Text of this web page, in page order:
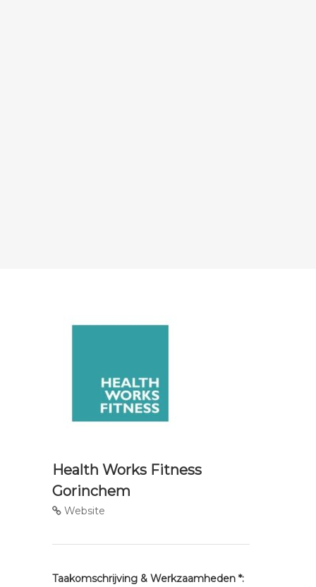
Health Works Fitness
Gorinchem
Website
Taakomschrijving & Werkzaamheden *: